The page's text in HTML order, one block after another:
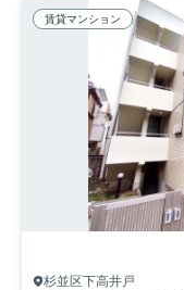
賃貸マンション
杉並区下高井戸